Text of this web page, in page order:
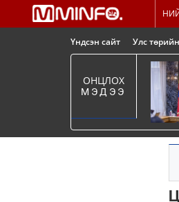
Үндсэн сайт Улс
ОНЦЛОХ
МЭДЭЭ